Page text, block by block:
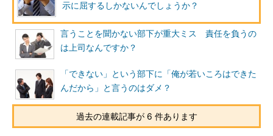
示に屈するしかないんでしょうか？
言うことを聞かない部下が重大ミス 責任を負うの
は上司なんですか？
「できない」という部下に「俺が若いころはできた
んだから」と言うのはダメ？
過去の連載記事が 6 件あります